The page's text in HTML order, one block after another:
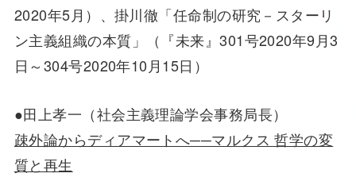
2020年5月）、掛川徹「任命制の研究－スターリ
ン主義組織の本質」（『未来』301号2020年9月3
日～304号2020年10月15日）
●田上孝一（社会主義理論学会事務局長）
疎外論からディアマートへ──マルクス 哲学の変
質と再生